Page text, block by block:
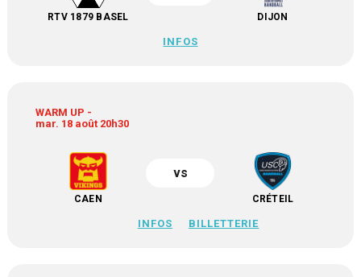
RTV 1879 BASEL DIJON
INFOS
WARM UP -
mar. 18 août 20h30
CAEN
vs
CRÉTEIL
INFOS BILLETTERIE